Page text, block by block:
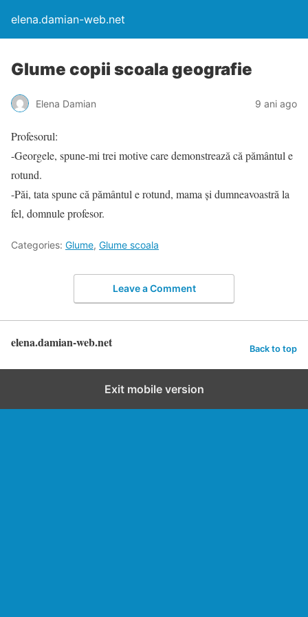
elena.damian-web.net
Glume copii scoala geografie
Elena Damian 9 ani ago
Profesorul:
-Georgele, spune-mi trei motive care demonstrează că pământul e
rotund.
-Păi, tata spune că pământul e rotund, mama și dumneavoastră la
fel, domnule profesor.
Categories: Glume, Glume scoala
Leave a Comment
elena.damian-web.net Back to top
Exit mobile version